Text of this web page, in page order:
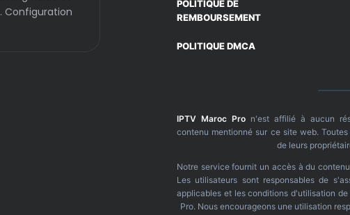
Configuration
POLITIQUE DE
REMBOURSEMENT
POLITIQUE DMCA
IPTV Maroc Pro n'est affilié à aucun
contenu mentionné sur ce site web.
de leurs
Notre service fournit un accès à du
Les utilisateurs sont responsables de
applicables et les conditions d'utilisation
Pro. Nous encourageons une utilisation